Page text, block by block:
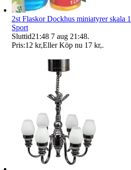
2st Flaskor Dockhus miniatyrer skala
Sport
Sluttid21:48 7 aug 21:48.
Pris:12 kr,Eller Köp nu 17 kr,.